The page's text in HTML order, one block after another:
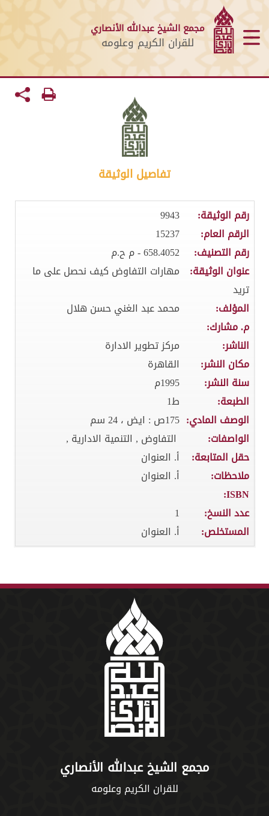
مجمع الشيخ عبدالله الأنصاري
للقران الكريم وعلومه
تفاصيل الوثيقة
رقم الوثيقة:
9943
الرقم العام:
15237
رقم التصنيف:
658.4052 - م ح.م
عنوان الوثيقة:
مهارات التفاوض كيف نحصل على ما
تريد
المؤلف:
محمد عبد الغني حسن هلال
م. مشارك:
الناشر:
مركز تطوير الادارة
مكان النشر:
القاهرة
سنة النشر:
1995م
الطبعة:
ط1
الوصف المادي: 175ص : ايض ، 24 سم
الواصفات:
التفاوض , التنمية الادارية ,
حقل المتابعة:
أ. العنوان
ملاحظات:
أ. العنوان
ISBN:
عدد النسخ:
1
المستخلص:
أ. العنوان
مجمع الشيخ عبدالله الأنصاري
للقران الكريم وعلومه